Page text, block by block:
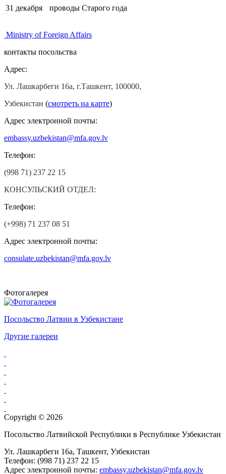
31 декабря проводы Старого года
Ministry of Foreign Affairs
контакты посольства
Адрес:
Ул. Лашкарбеги 16а, г.Ташкент, 100000,
Узбекистан (смотреть на карте)
Адрес электронной почты:
embassy.uzbekistan@mfa.gov.lv
Телефон:
(998 71) 237 22 15
КОНСУЛЬСКИЙ ОТДЕЛ:
Телефон:
(+998) 71 237 08 51
Адрес электронной почты:
consulate.uzbekistan@mfa.gov.lv
Фотогалерея
Посольство Латвии в Узбекистане
Другие галереи
Copyright © 2026
Посольство Латвийской Республики в Республике Узбекистан
Ул. Лашкарбеги 16а, Ташкент, Узбекистан
Телефон: (998 71) 237 22 15
Aдрес электронной почты: embassy.uzbekistan@mfa.gov.lv